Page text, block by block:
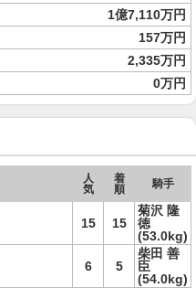
1億7,110万円
157万円
2,335万円
0万円
人
気
着
順
騎手
15 15
菊沢 隆
徳
(53.0kg)
6 5
柴田 善
臣
(54.0kg)